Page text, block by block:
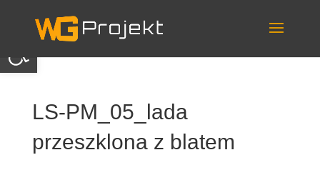
Otwórz pasek narzędzi
content
LS-PM_05_lada
przeszklona z blatem